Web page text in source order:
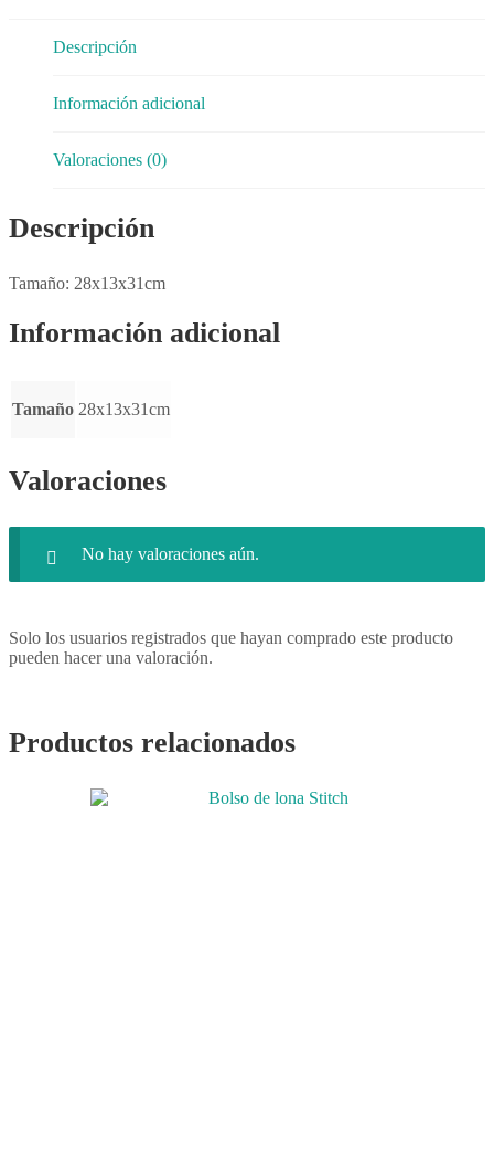
Descripción
Información adicional
Valoraciones (0)
Descripción
Tamaño: 28x13x31cm
Información adicional
Tamaño 28x13x31cm
Valoraciones
No hay valoraciones aún.
Solo los usuarios registrados que hayan comprado este producto
pueden hacer una valoración.
Productos relacionados